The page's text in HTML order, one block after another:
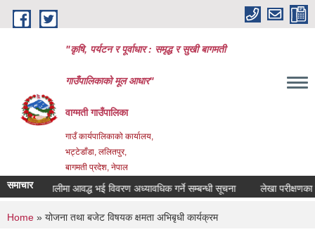
Skip to main content
"कृषि, पर्यटन र पूर्वाधार : समृद्ध र सुखी बागमती
गाउँपालिकाको मूल आधार"
वाग्मती गाउँपालिका
गाउँ कार्यपालिकाको कार्यालय,
भट्टेडाँडा, ललितपुर,
बागमती प्रदेश, नेपाल
समाचारप्रणालीमा आवद्ध भई विवरण अध्यावधिक गर्ने सम्बन्धी सूचना लेखा परीक्षणका
You are here
Home » योजना तथा बजेट विषयक क्षमता अभिबृधी कार्यक्रम